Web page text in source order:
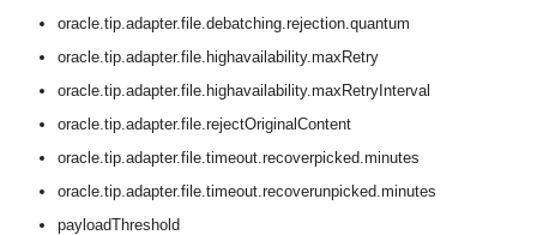
oracle.tip.adapter.file.debatching.rejection.quantum
oracle.tip.adapter.file.highavailability.maxRetry
oracle.tip.adapter.file.highavailability.maxRetryInterval
oracle.tip.adapter.file.rejectOriginalContent
oracle.tip.adapter.file.timeout.recoverpicked.minutes
oracle.tip.adapter.file.timeout.recoverunpicked.minutes
payloadThreshold